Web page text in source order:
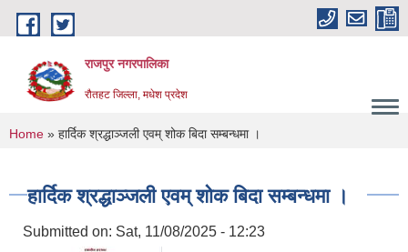
Skip to main content
राजपुर नगरपालिका
रौतहट जिल्ला, मधेश प्रदेश
You are here
Home » हार्दिक श्रद्धाञ्जली एवम् शोक बिदा सम्बन्धमा ।
हार्दिक श्रद्धाञ्जली एवम् शोक बिदा सम्बन्धमा ।
Submitted on: Sat, 11/08/2025 - 12:23